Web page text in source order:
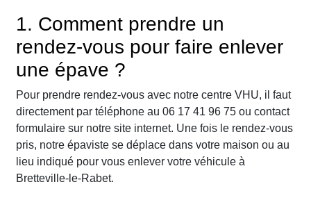
1. Comment prendre un
rendez-vous pour faire enlever
une épave ?
Pour prendre rendez-vous avec notre centre VHU, il faut
directement par téléphone au 06 17 41 96 75 ou contact
formulaire sur notre site internet. Une fois le rendez-vous
pris, notre épaviste se déplace dans votre maison ou au
lieu indiqué pour vous enlever votre véhicule à
Bretteville-le-Rabet.